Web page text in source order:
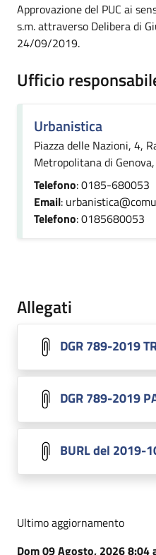
Approvazione del PUC ai
s.m. attraverso Delibera di
24/09/2019.
Ufficio
Urbanistica
Piazza delle Nazioni, 4,
Metropolitana di
Telefono: 0185-680053
Email:
Telefono: 0185680053
Allegati
DGR 789-2019
DGR 789-2019
BURL del 2019-
Ultimo aggiornamento
Dom 09 Agosto, 2026 8:04